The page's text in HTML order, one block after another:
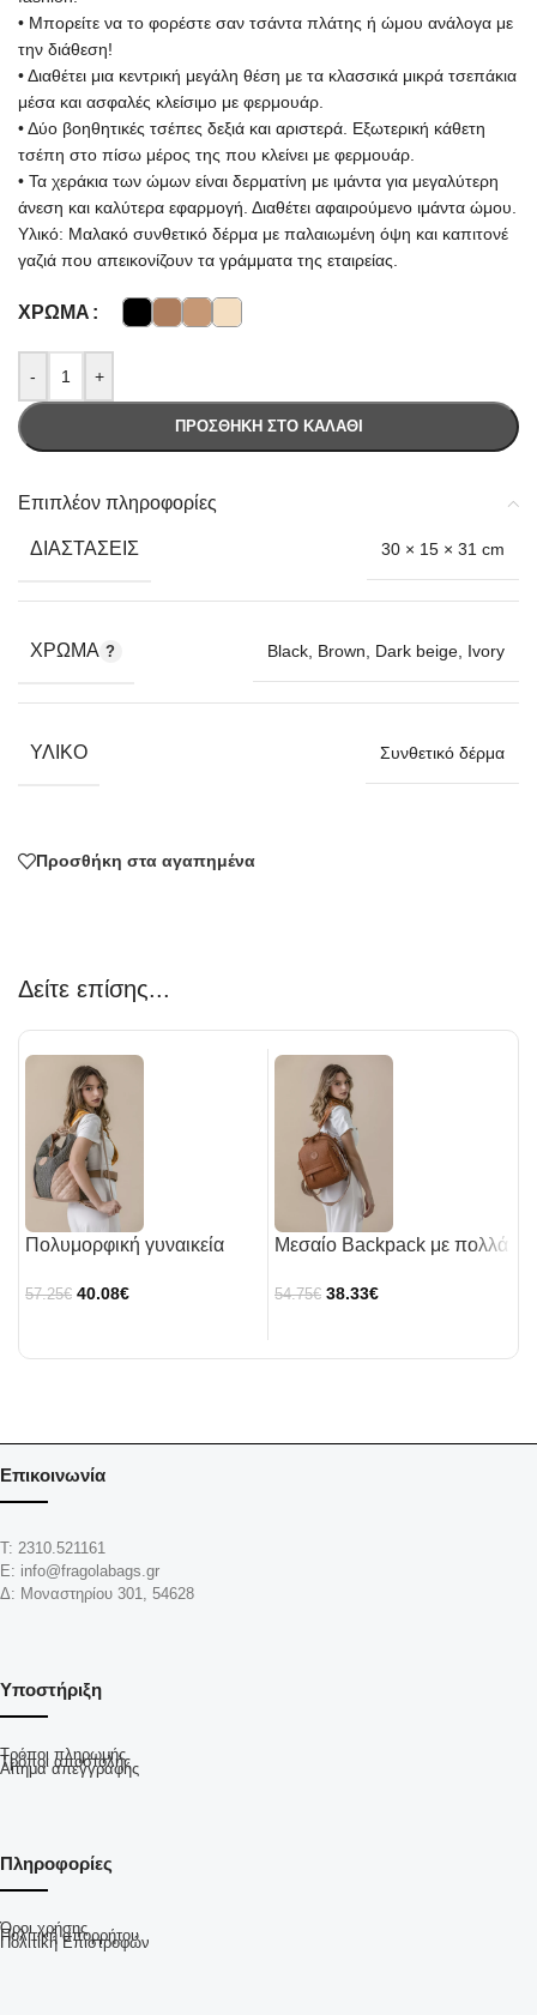
• Μπορείτε να το φορέστε σαν τσάντα πλάτης ή ώμου ανάλογα με
την διάθεση!
• Διαθέτει μια κεντρική μεγάλη θέση με τα κλασσικά μικρά τσεπάκια
μέσα και ασφαλές κλείσιμο με φερμουάρ.
• Δύο βοηθητικές τσέπες δεξιά και αριστερά. Εξωτερική κάθετη
τσέπη στο πίσω μέρoς της που κλείνει με φερμουάρ.
• Τα χεράκια των ώμων είναι δερματίνη με ιμάντα για μεγαλύτερη
άνεση και καλύτερα εφαρμογή. Διαθέτει αφαιρούμενο ιμάντα ώμου.
Υλικό: Μαλακό συνθετικό δέρμα με παλαιωμένη όψη και καπιτονέ
γαζιά που απεικονίζουν τα γράμματα της εταιρείας.
ΧΡΏΜΑ
- +
ΠΡΟΣΘΉΚΗ ΣΤΟ ΚΑΛΆΘΙ
Επιπλέον πληροφορίες
ΔΙΑΣΤΆΣΕΙΣ 30 × 15 × 31 cm
ΧΡΏΜΑ Black Brown Dark beige Ivory
ΥΛΙΚΌ Συνθετικό δέρμα
Προσθήκη στα αγαπημένα
Δείτε επίσης...
Πολυμορφική γυναικεία
57.25€ 40.08€
Μεσαίο Backpack με πολλά
54.75€ 38.33€
Πληροφορίες
Όροι χρήσης
Πολιτική απορρήτου
Πολιτική Επιστροφών
Υποστήριξη
Τρόποι πληρωμής
Τρόποι αποστολής
Αίτημα απεγγραφής
Επικοινωνία
Τ: 2310.521161
Ε: info@fragolabags.gr
Δ: Μοναστηρίου 301, 54628